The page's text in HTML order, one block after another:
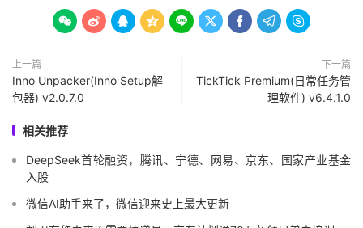
        
上一篇
Inno Unpacker(Inno Setup解
包器) v2.0.7.0
下一篇
TickTick Premium(日常任务管
理软件) v6.4.1.0
相关推荐
DeepSeek首轮融资，腾讯、宁德、网易、京东、国家产业基金
入股
微信AI助手来了，微信迎来史上最大更新